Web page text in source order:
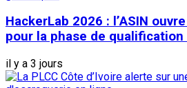
HackerLab 2026 : l’ASIN
pour la phase de qualification
il y a 3 jours